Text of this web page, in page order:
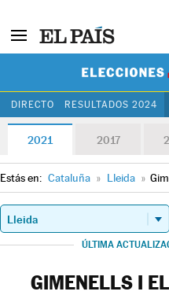
DIRECTO RESULTADOS 2024
2021 2017
Estás en: Cataluña » Lleida »
ÚLTIMA
GIMENELLS I